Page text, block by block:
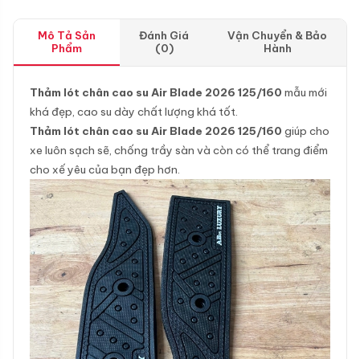
Mô Tả Sản
Phẩm
Đánh Giá
(0)
Vận Chuyển & Bảo
Hành
Thảm lót chân cao su Air Blade 2026 125/160 mẫu mới
khá đẹp, cao su dày chất lượng khá tốt.
Thảm lót chân cao su Air Blade 2026 125/160 giúp cho
xe luôn sạch sẽ, chống trầy sàn và còn có thể trang điểm
cho xế yêu của bạn đẹp hơn.